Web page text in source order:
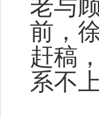
老与
前，
赶稿
系不